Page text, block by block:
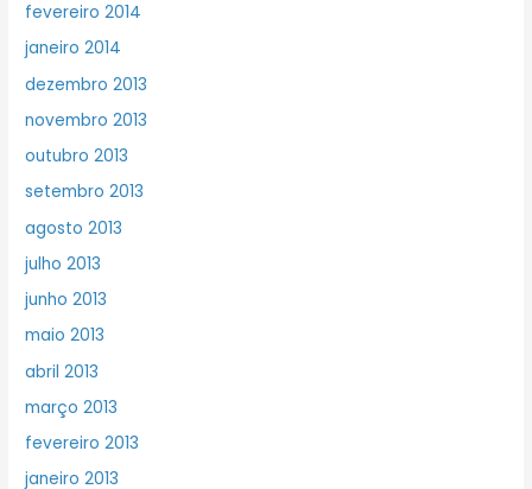
fevereiro 2014
janeiro 2014
dezembro 2013
novembro 2013
outubro 2013
setembro 2013
agosto 2013
julho 2013
junho 2013
maio 2013
abril 2013
março 2013
fevereiro 2013
janeiro 2013